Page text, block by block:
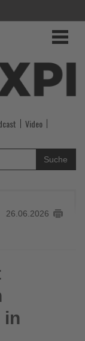
Video
Suche
26.06.2026
in